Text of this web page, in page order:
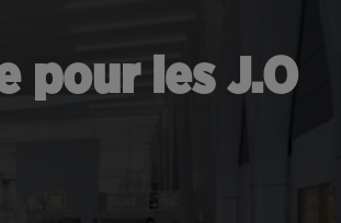
pour les J.O